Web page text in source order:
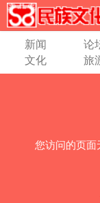
新闻 论
文化
旅
您访问的页面